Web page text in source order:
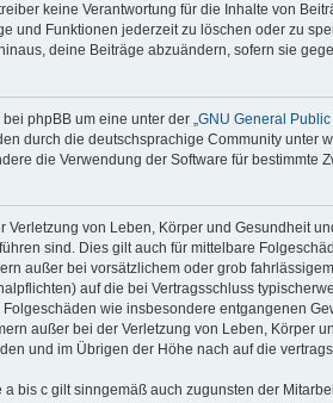
keine Verantwortung für die Inhalte von
und Funktionen jederzeit zu löschen oder zu
deine Beiträge abzuändern, sofern sie
phpBB um eine unter der „ GNU General
durch die deutschsprachige Community unter
die Verwendung der Software für bestimmte
Verletzung von Leben, Körper und Gesundheit
sind. Dies gilt auch für mittelbare
außer bei vorsätzlichem oder grob
auf die bei Vertragsschluss
wie insbesondere entgangenen
außer bei der Verletzung von Leben, Körper
und im Übrigen der Höhe nach auf die
a bis c gilt sinngemäß auch zugunsten der